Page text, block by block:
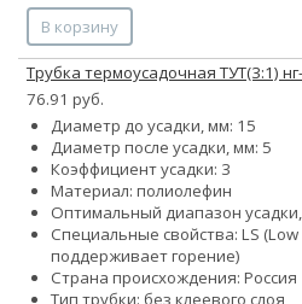
В корзину
Трубка термоусадочная ТУТ(3:1)
76.91 руб.
Диаметр до усадки, мм: 15
Диаметр после усадки, мм: 5
Коэффициент усадки: 3
Материал: полиолефин
Оптимальный диапазон
Специальные свойства: LS
поддерживает горение)
Страна происхождения: Россия
Тип трубки: без клеевого слоя